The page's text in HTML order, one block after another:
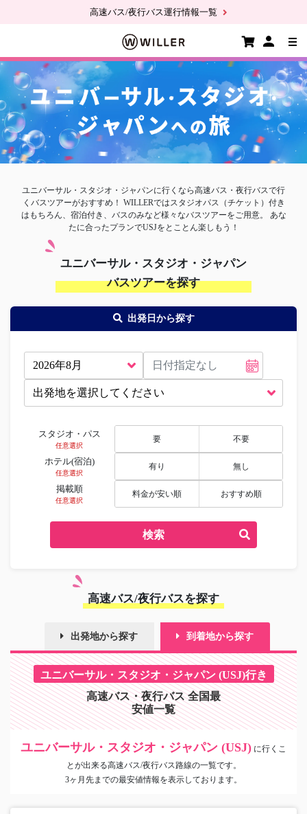
高速バス/夜行バス運行情報一覧
ユニバーサル・スタジオ・ジャパンに行くなら高速バス・夜行バスで行
くバスツアーがおすすめ！ WILLERではスタジオパス（チケット）付き
はもちろん、宿泊付き、バスのみなど様々なバスツアーをご用意。
あな
たに合ったプランでUSJをとことん楽しもう！
ユニバーサル・スタジオ・ジャパン
バスツアーを探す
出発日から探す
スタジオ・パス
任意選択
要 不要
ホテル(宿泊)
任意選択
有り 無し
掲載順
任意選択
料金が安い順 おすすめ順
検索
高速バス/夜行バスを探す
出発地から探す 到着地から探す
ユニバーサル・スタジオ・ジャパン (USJ)行き
高速バス・夜行バス 全国最
安値一覧
ユニバーサル・スタジオ・ジャパン (USJ) に行くこ
とが出来る高速バス/夜行バス路線の一覧です。
3ヶ月先までの最安値情報を表示しております。